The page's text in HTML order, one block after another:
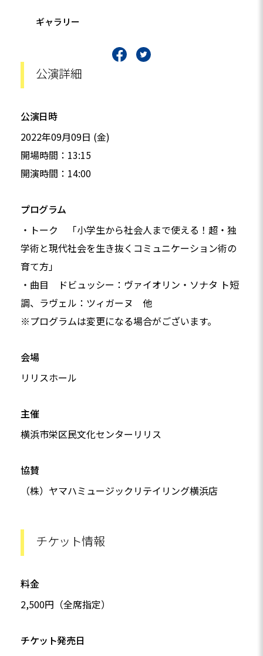
公演詳細
公演日時
2022年09月09日 (金)
開場時間：13:15
開演時間：14:00
プログラム
・トーク 「小学生から社会人まで使える！超・独
学術と現代社会を生き抜くコミュニケーション術の
育て方」
・曲目 ドビュッシー：ヴァイオリン・ソナタ ト短
調、ラヴェル：ツィガーヌ 他
※プログラムは変更になる場合がございます。
会場
リリスホール
主催
横浜市栄区民文化センターリリス
協賛
（株）ヤマハミュージックリテイリング横浜店
チケット情報
料金
2,500円（全席指定）
チケット発売日
ギャラリー